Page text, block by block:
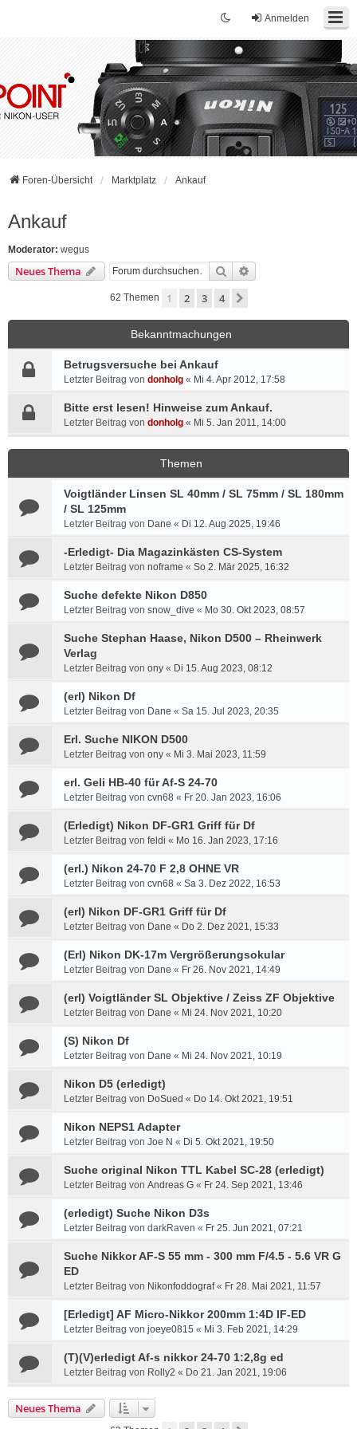
Anmelden
Foren-Übersicht Marktplatz Ankauf
Ankauf
Moderator: wegus
Neues Thema Suche
62 Themen 1 2 3 4
Bekanntmachungen
Betrugsversuche bei Ankauf
Letzter Beitrag von donholg « Mi 4. Apr 2012, 17:58
Bitte erst lesen! Hinweise zum Ankauf.
Letzter Beitrag von donholg « Mi 5. Jan 2011, 14:00
Themen
Voigtländer Linsen SL 40mm / SL 75mm / SL 180mm
/ SL 125mm
Letzter Beitrag von Dane « Di 12. Aug 2025, 19:46
-Erledigt- Dia Magazinkästen CS-System
Letzter Beitrag von noframe « So 2. Mär 2025, 16:32
Suche defekte Nikon D850
Letzter Beitrag von snow_dive « Mo 30. Okt 2023, 08:57
Suche Stephan Haase, Nikon D500 – Rheinwerk
Verlag
Letzter Beitrag von ony « Di 15. Aug 2023, 08:12
(erl) Nikon Df
Letzter Beitrag von Dane « Sa 15. Jul 2023, 20:35
Erl. Suche NIKON D500
Letzter Beitrag von ony « Mi 3. Mai 2023, 11:59
erl. Geli HB-40 für Af-S 24-70
Letzter Beitrag von cvn68 « Fr 20. Jan 2023, 16:06
(Erledigt) Nikon DF-GR1 Griff für Df
Letzter Beitrag von feldi « Mo 16. Jan 2023, 17:16
(erl.) Nikon 24-70 F 2,8 OHNE VR
Letzter Beitrag von cvn68 « Sa 3. Dez 2022, 16:53
(erl) Nikon DF-GR1 Griff für Df
Letzter Beitrag von Dane « Do 2. Dez 2021, 15:33
(Erl) Nikon DK-17m Vergrößerungsokular
Letzter Beitrag von Dane « Fr 26. Nov 2021, 14:49
(erl) Voigtländer SL Objektive / Zeiss ZF Objektive
Letzter Beitrag von Dane « Mi 24. Nov 2021, 10:20
(S) Nikon Df
Letzter Beitrag von Dane « Mi 24. Nov 2021, 10:19
Nikon D5 (erledigt)
Letzter Beitrag von DoSued « Do 14. Okt 2021, 19:51
Nikon NEPS1 Adapter
Letzter Beitrag von Joe N « Di 5. Okt 2021, 19:50
Suche original Nikon TTL Kabel SC-28 (erledigt)
Letzter Beitrag von Andreas G « Fr 24. Sep 2021, 13:46
(erledigt) Suche Nikon D3s
Letzter Beitrag von darkRaven « Fr 25. Jun 2021, 07:21
Suche Nikkor AF-S 55 mm - 300 mm F/4.5 - 5.6 VR G
ED
Letzter Beitrag von Nikonfoddograf« Fr 28. Mai 2021, 11:57
[Erledigt] AF Micro-Nikkor 200mm 1:4D IF-ED
Letzter Beitrag von joeye0815 « Mi 3. Feb 2021, 14:29
(T)(V)erledigt Af-s nikkor 24-70 1:2,8g ed
Letzter Beitrag von Rolly2 « Do 21. Jan 2021, 19:06
Neues Thema